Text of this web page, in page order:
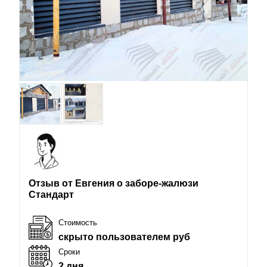
Отзыв от Евгения о заборе-жалюзи
Стандарт
Стоимость
скрыто пользователем руб
Сроки